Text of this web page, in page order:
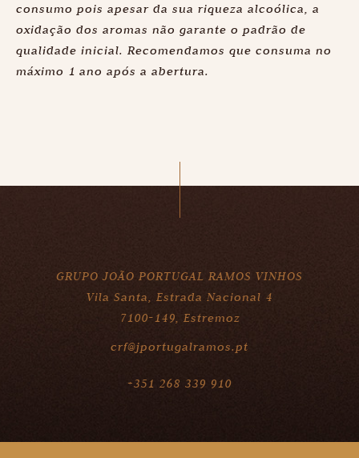
consumo pois apesar da sua riqueza alcoólica, a
oxidação dos aromas não garante o padrão de
qualidade inicial. Recomendamos que consuma no
máximo 1 ano após a abertura.
GRUPO JOÃO PORTUGAL RAMOS VINHOS
Vila Santa, Estrada Nacional 4
7100-149, Estremoz
crf@jportugalramos.pt
+351 268 339 910